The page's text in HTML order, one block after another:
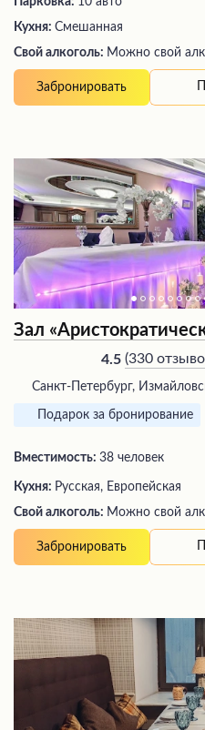
Кухня: Смешанная
Свой алкоголь: Можно свой
Забронировать
Зал
4.5 (330
Санкт-Петербург,
Подарок за бронирование
Вместимость: 38 человек
Кухня: Русская, Европейская
Свой алкоголь: Можно свой
Забронировать